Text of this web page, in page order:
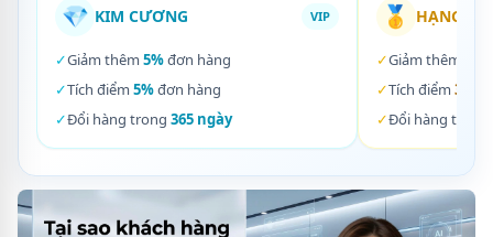
💎 KIM CƯƠNG VIP
✓Giảm thêm 5%đơn hàng
✓Tích điểm 5%đơn hàng
✓Đổi hàng trong 365 ngày
🥇 HẠNG
✓Giảm thêm
✓Tích điểm 3%
✓Đổi hàng trong